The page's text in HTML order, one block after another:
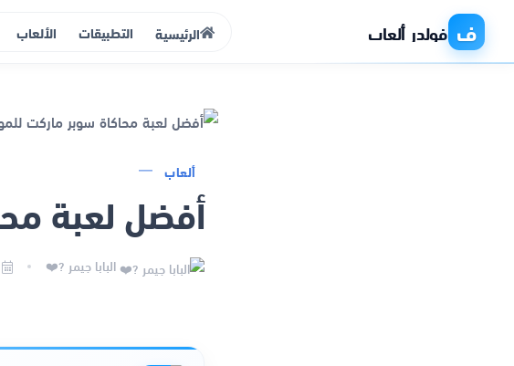
ف فولدر ألعاب الرئيسية التطبيقات الألعاب
ألعاب
أفضل لعبة
البابا جيمر ?❤️